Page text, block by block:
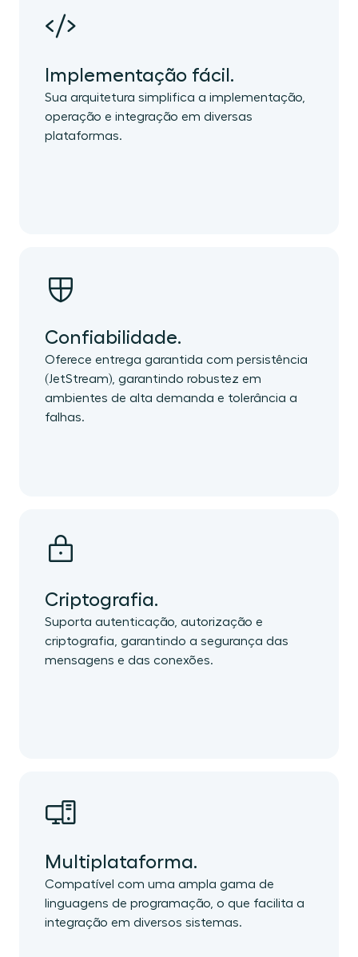
Implementação fácil.
Sua arquitetura simplifica a implementação,
operação e integração em diversas
plataformas.
Confiabilidade.
Oferece entrega garantida com persistência
(JetStream), garantindo robustez em
ambientes de alta demanda e tolerância a
falhas.
Criptografia.
Suporta autenticação, autorização e
criptografia, garantindo a segurança das
mensagens e das conexões.
Multiplataforma.
Compatível com uma ampla gama de
linguagens de programação, o que facilita a
integração em diversos sistemas.